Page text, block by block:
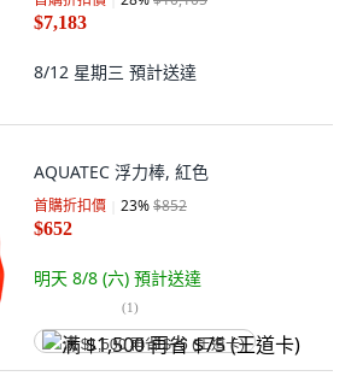
$7,183
8/12 星期三 預計送達
AQUATEC 浮力棒, 紅色
首購折扣價 23%$852
$652
明天 8/8 (六) 預計送達
(1)
满 $1,500 再省 $75 (王道卡)